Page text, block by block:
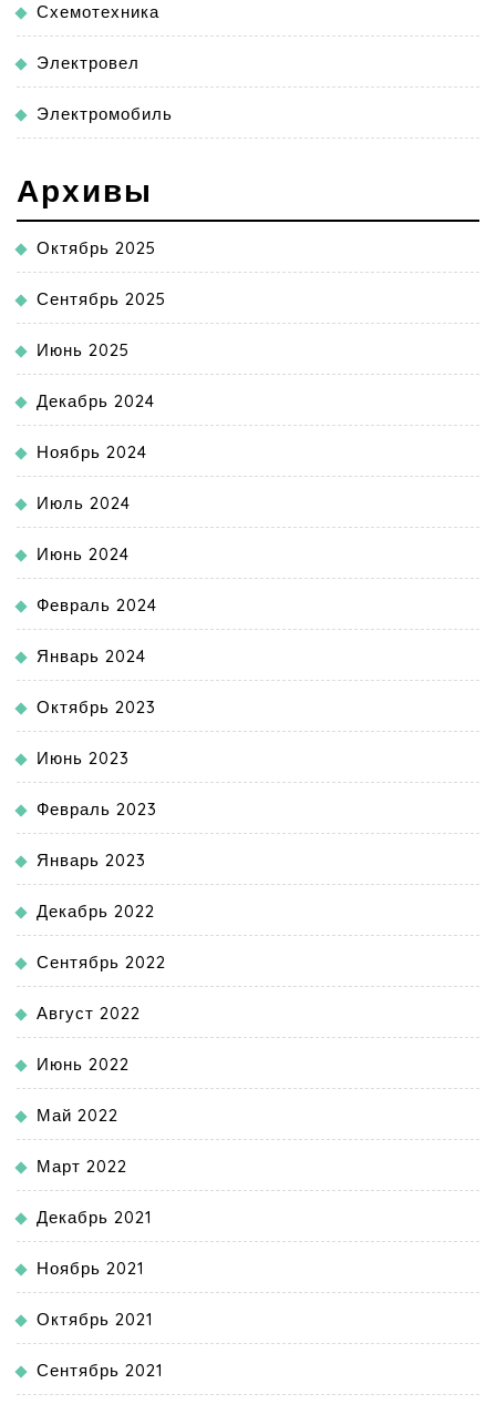
Схемотехника
Электровел
Электромобиль
Архивы
Октябрь 2025
Сентябрь 2025
Июнь 2025
Декабрь 2024
Ноябрь 2024
Июль 2024
Июнь 2024
Февраль 2024
Январь 2024
Октябрь 2023
Июнь 2023
Февраль 2023
Январь 2023
Декабрь 2022
Сентябрь 2022
Август 2022
Июнь 2022
Май 2022
Март 2022
Декабрь 2021
Ноябрь 2021
Октябрь 2021
Сентябрь 2021